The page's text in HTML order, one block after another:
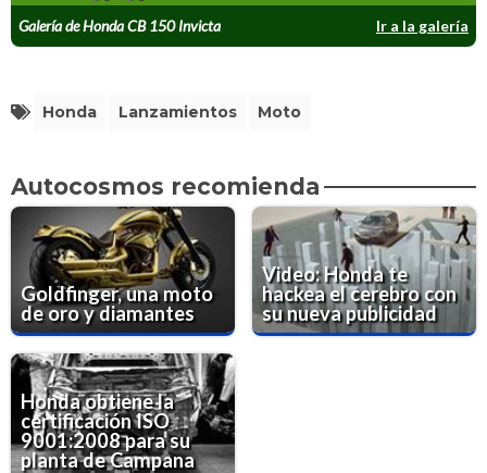
Galería de Honda CB 150 Invicta Ir a la galería
Honda Lanzamientos Moto
Autocosmos recomienda
Goldfinger, una moto
de oro y diamantes
Video: Honda te
hackea el cerebro con
su nueva publicidad
Honda obtiene la
certificación ISO
9001:2008 para su
planta de Campana